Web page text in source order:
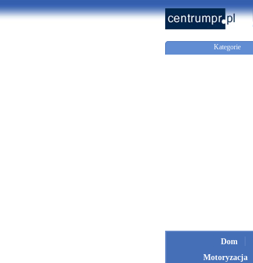
Kategorie
Dom
Motoryzacja